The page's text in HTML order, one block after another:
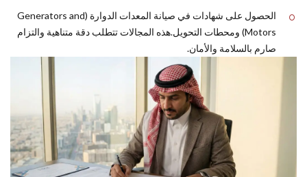
الحصول على شهادات في صيانة المعدات الدوارة (Generators and
Motors) ومحطات التحويل.هذه المجالات تتطلب دقة متناهية والتزام
صارم بالسلامة والأمان.